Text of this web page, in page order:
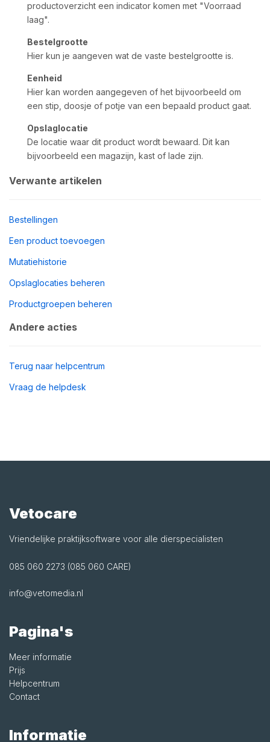
productoverzicht een indicator komen met "Voorraad
laag".
Bestelgrootte
Hier kun je aangeven wat de vaste bestelgrootte is.
Eenheid
Hier kan worden aangegeven of het bijvoorbeeld om
een stip, doosje of potje van een bepaald product gaat.
Opslaglocatie
De locatie waar dit product wordt bewaard. Dit kan
bijvoorbeeld een magazijn, kast of lade zijn.
Verwante artikelen
Bestellingen
Een product toevoegen
Mutatiehistorie
Opslaglocaties beheren
Productgroepen beheren
Andere acties
Terug naar helpcentrum
Vraag de helpdesk
Vetocare
Vriendelijke praktijksoftware voor alle dierspecialisten
085 060 2273 (085 060 CARE)
info@vetomedia.nl
Pagina's
Meer informatie
Prijs
Helpcentrum
Contact
Informatie